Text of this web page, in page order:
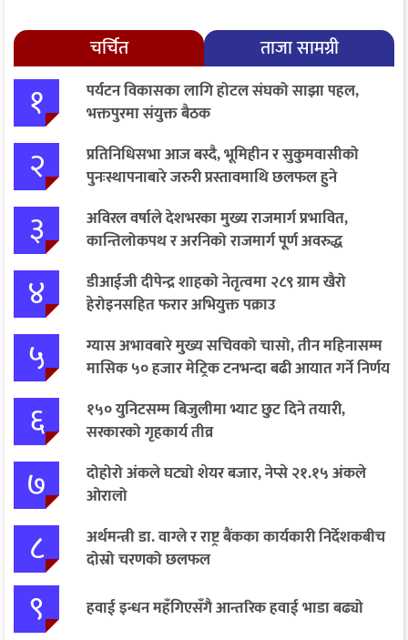
चर्चित ताजा सामग्री
१
पर्यटन विकासका लागि होटल संघको साझा पहल,
भक्तपुरमा संयुक्त बैठक
२
प्रतिनिधिसभा आज बस्दै, भूमिहीन र सुकुमवासीको
पुनःस्थापनाबारे जरुरी प्रस्तावमाथि छलफल हुने
३
अविरल वर्षाले देशभरका मुख्य राजमार्ग प्रभावित,
कान्तिलोकपथ र अरनिको राजमार्ग पूर्ण अवरुद्ध
४
डीआईजी दीपेन्द्र शाहको नेतृत्वमा २८९ ग्राम खैरो
हेरोइनसहित फरार अभियुक्त पक्राउ
५
ग्यास अभावबारे मुख्य सचिवको चासो, तीन महिनासम्म
मासिक ५० हजार मेट्रिक टनभन्दा बढी आयात गर्ने निर्णय
६
१५० युनिटसम्म बिजुलीमा भ्याट छुट दिने तयारी,
सरकारको गृहकार्य तीव्र
७
दोहोरो अंकले घट्यो शेयर बजार, नेप्से २१.१५ अंकले
ओरालो
८
अर्थमन्त्री डा. वाग्ले र राष्ट्र बैंकका कार्यकारी निर्देशकबीच
दोस्रो चरणको छलफल
९ हवाई इन्धन महँगिएसँगै आन्तरिक हवाई भाडा बढ्यो